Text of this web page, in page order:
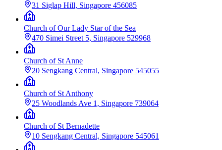
31 Siglap Hill, Singapore 456085
Church of Our Lady Star of the Sea
470 Simei Street 5, Singapore 529968
Church of St Anne
20 Sengkang Central, Singapore 545055
Church of St Anthony
25 Woodlands Ave 1, Singapore 739064
Church of St Bernadette
10 Sengkang Central, Singapore 545061